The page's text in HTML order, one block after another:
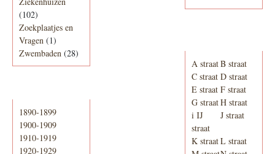
(102)
Zoekplaatjes en
Vragen (1)
Zwembaden (28)
1890-1899
1900-1909
1910-1919
1920-1929
A straatB straat
C straat D straat
E straat F straat
G straatH straat
i IJ
straat
J straat
K straatL straat